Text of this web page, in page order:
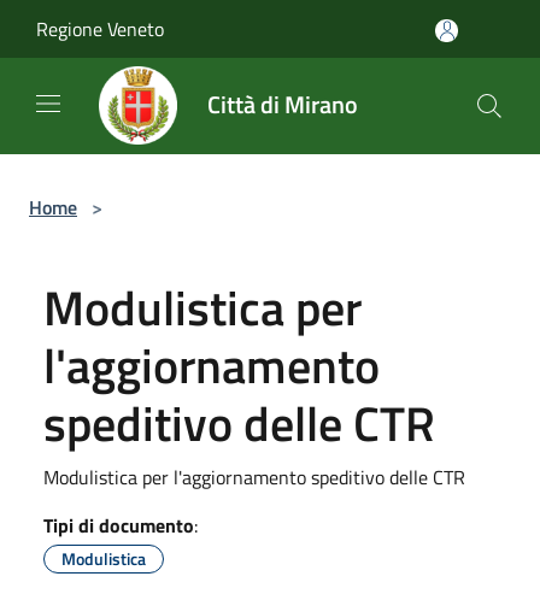
Regione Veneto
Città di Mirano
Home >
Modulistica per
l'aggiornamento
speditivo delle CTR
Modulistica per l'aggiornamento speditivo delle CTR
Tipi di documento:
Modulistica